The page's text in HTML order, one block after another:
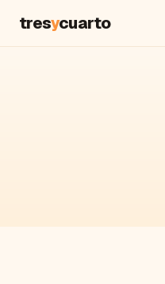
tresycuarto